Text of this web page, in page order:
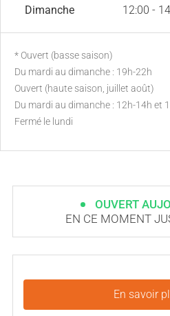
Dimanche 12:00 -
* Ouvert (basse saison)
Du mardi au dimanche : 19h-22h
Ouvert (haute saison, juillet août)
Du mardi au dimanche : 12h-14h et
Fermé le lundi
OUVERT
EN CE MOMENT
En savoir